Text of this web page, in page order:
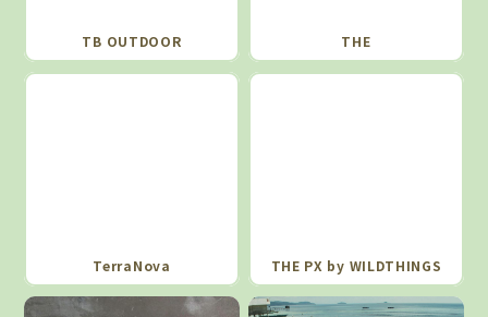
TB OUTDOOR THE
TerraNova THE PX by WILDTHINGS